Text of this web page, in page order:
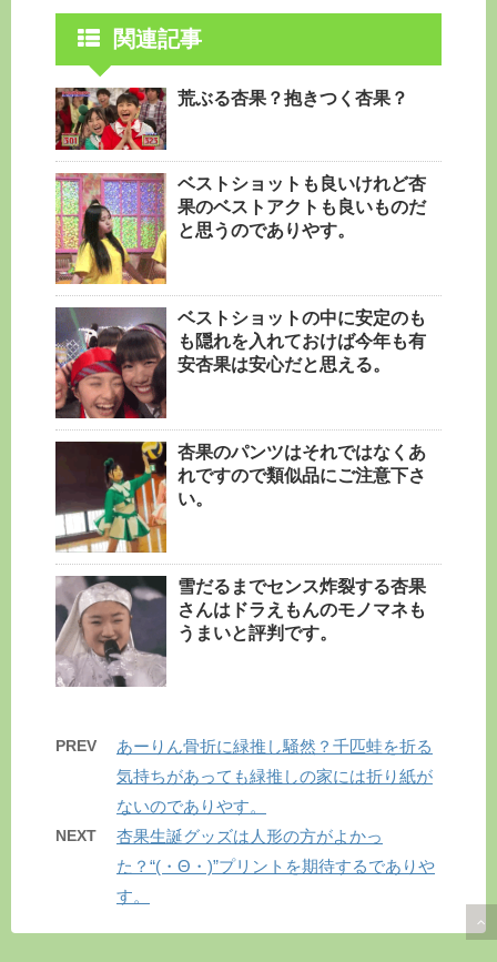
関連記事
荒ぶる杏果？抱きつく杏果？
ベストショットも良いけれど杏
果のベストアクトも良いものだ
と思うのでありやす。
ベストショットの中に安定のも
も隠れを入れておけば今年も有
安杏果は安心だと思える。
杏果のパンツはそれではなくあ
れですので類似品にご注意下さ
い。
雪だるまでセンス炸裂する杏果
さんはドラえもんのモノマネも
うまいと評判です。
PREV
あーりん骨折に緑推し騒然？千匹蛙を折る
気持ちがあっても緑推しの家には折り紙が
ないのでありやす。
NEXT
杏果生誕グッズは人形の方がよかっ
た？“(・Θ・)”プリントを期待するでありや
す。